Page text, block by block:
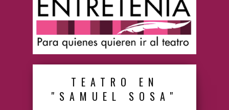
TEATRO EN
"SAMUEL SOSA"